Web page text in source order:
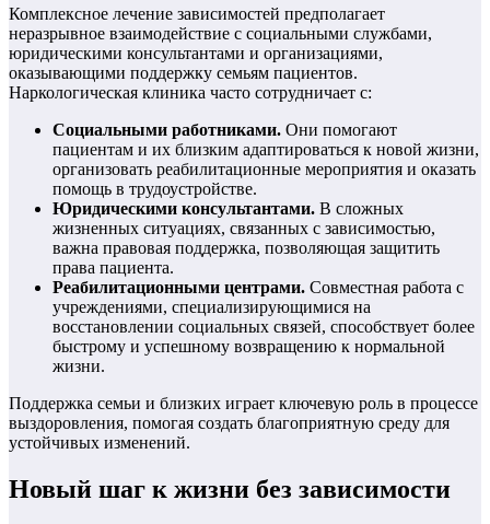
Комплексное лечение зависимостей предполагает
неразрывное взаимодействие с социальными службами,
юридическими консультантами и организациями,
оказывающими поддержку семьям пациентов.
Наркологическая клиника часто сотрудничает с:
Социальными работниками. Они помогают
пациентам и их близким адаптироваться к новой жизни,
организовать реабилитационные мероприятия и оказать
помощь в трудоустройстве.
Юридическими консультантами. В сложных
жизненных ситуациях, связанных с зависимостью,
важна правовая поддержка, позволяющая защитить
права пациента.
Реабилитационными центрами. Совместная работа с
учреждениями, специализирующимися на
восстановлении социальных связей, способствует более
быстрому и успешному возвращению к нормальной
жизни.
Поддержка семьи и близких играет ключевую роль в процессе
выздоровления, помогая создать благоприятную среду для
устойчивых изменений.
Новый шаг к жизни без зависимости